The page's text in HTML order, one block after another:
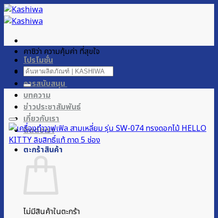
ข้าม
ไป
เนื้อหา
โปรโมชั่น
ผลิตภัณฑ์ของเรา
การสนับสนุน
บทความ
ข่าวประชาสัมพันธ์
เกี่ยวกับเรา
ติดต่อเรา
ตะกร้าสินค้า
ไม่มีสินค้าในตะกร้า
คาชิว่า ความคุ้มค่า ที่สุขใจ
ค้นหา: